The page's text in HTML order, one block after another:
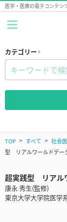
医学・医療の電子コンテン
カテゴリー
TOP すべて 社会
型 リアルワールドデー
超実践型 リアル
康永 秀生(監修)
東京大学大学院医学